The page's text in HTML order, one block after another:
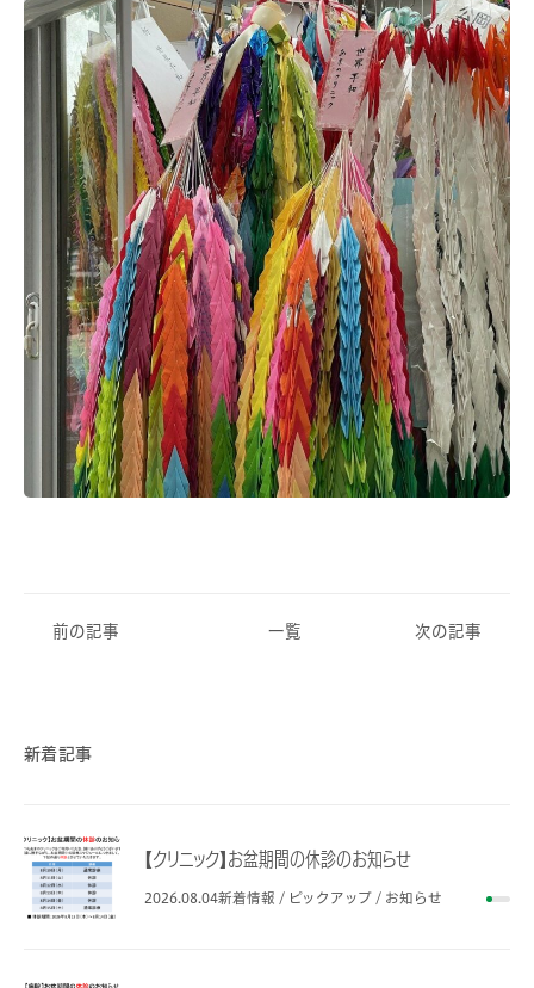
前の記事 一覧 次の記事
新着記事
【クリニック】お盆期間の休診のお知らせ
2026.08.04新着情報 / ピックアップ / お知らせ